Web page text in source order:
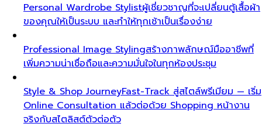
Personal Wardrobe Stylistผู้เชี่ยวชาญที่จะเปลี่ยนตู้เสื้อผ้า
ของคุณให้เป็นระบบ และทำให้ทุกเช้าเป็นเรื่องง่าย
Professional Image Stylingสร้างภาพลักษณ์มืออาชีพที่
เพิ่มความน่าเชื่อถือและความมั่นใจในทุกห้องประชุม
Style & Shop JourneyFast-Track สู่สไตล์พรีเมียม — เริ่ม
Online Consultation แล้วต่อด้วย Shopping หน้างาน
จริงกับสไตลิสต์ตัวต่อตัว